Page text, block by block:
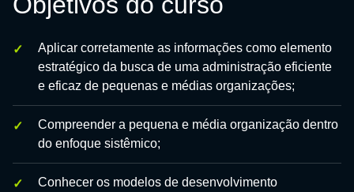
Aplicar corretamente as informações como elemento
estratégico da busca de uma administração eficiente
e eficaz de pequenas e médias organizações;
Compreender a pequena e média organização dentro
do enfoque sistêmico;
Conhecer os modelos de desenvolvimento